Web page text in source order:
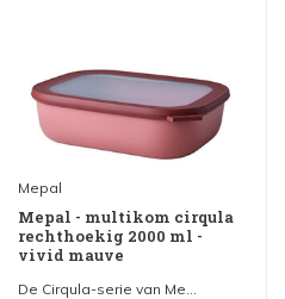
Mepal
Mepal - multikom cirqula
rechthoekig 2000 ml -
vivid mauve
De Cirqula-serie van Me...